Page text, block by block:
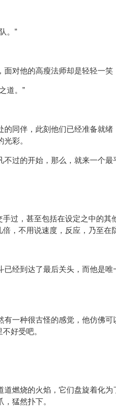
。”
对他的高瘦法师却是轻轻一笑
道。”
同伴，此刻他们已经准备就
彩。
过的开始，那么，就来一个最
过，甚至包括在设定之中的
，不用说速度，反应，乃至在
经到达了最后关头，而他是
有一种很古怪的感觉，他仿佛
好受吧。
燃烧的火焰，它们盘旋着化
猛然扑下。